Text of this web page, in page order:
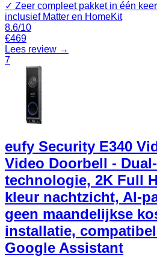
✓ Zeer compleet pakket in één
inclusief Matter en HomeKit
8.6/10
€469
Lees review →
7
eufy Security E340
Video Doorbell -
technologie, 2K Full
kleur nachtzicht, AI-
geen maandelijkse
installatie,
Google Assistant